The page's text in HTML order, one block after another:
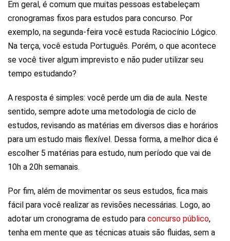
Em geral, é comum que muitas pessoas estabeleçam
cronogramas fixos para estudos para concurso. Por
exemplo, na segunda-feira você estuda Raciocínio Lógico.
Na terça, você estuda Português. Porém, o que acontece
se você tiver algum imprevisto e não puder utilizar seu
tempo estudando?
A resposta é simples: você perde um dia de aula. Neste
sentido, sempre adote uma metodologia de ciclo de
estudos, revisando as matérias em diversos dias e horários
para um estudo mais flexível. Dessa forma, a melhor dica é
escolher 5 matérias para estudo, num período que vai de
10h a 20h semanais.
Por fim, além de movimentar os seus estudos, fica mais
fácil para você realizar as revisões necessárias. Logo, ao
adotar um cronograma de estudo para concurso público,
tenha em mente que as técnicas atuais são fluidas, sem a